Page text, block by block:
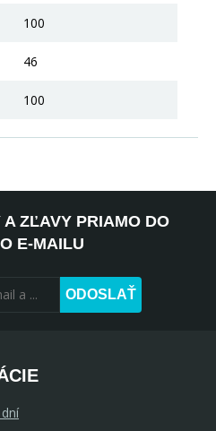
100
46
100
ZĽAVY PRIAMO DO
E-MAILU
ODOSLAŤ